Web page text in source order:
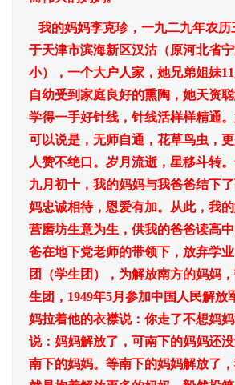
我的妈妈李克珍，一九二九年农历
于天津市滨海新区汉沽（原河北省
小），一个大户人家，她兄弟姐妹11
自幼受到家庭良好的熏陶，她天资
学得一手好针线，针线活样样精通
可以说是，无师自通，花草鸟虫，
人赞不绝口。岁月流逝，星移斗转
九月初十，我的妈妈与我爸爸结下
妈忠诚相待，恩爱有加。从此，我
营磨坊生意为生，供我的爸爸读高
爸在地下党老师的带领下，放弃学
团（学生团），为解放南方的妈妈
生团，1949年5月参加中国人民解放
妈拉着他的衣襟说：你走了不想妈
说：妈妈解放了，可南下的妈妈还
南下的妈妈。等南下的妈妈解放了